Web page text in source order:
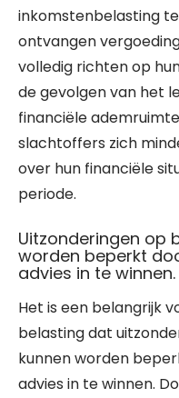
inkomstenbelasting
ontvangen
volledig richten op
de gevolgen van het
financiële
slachtoffers zich
over hun financiële
periode.
Uitzonderingen op
worden beperkt
advies in te winnen.
Het is een belangrijk
belasting dat
kunnen worden
advies in te winnen.